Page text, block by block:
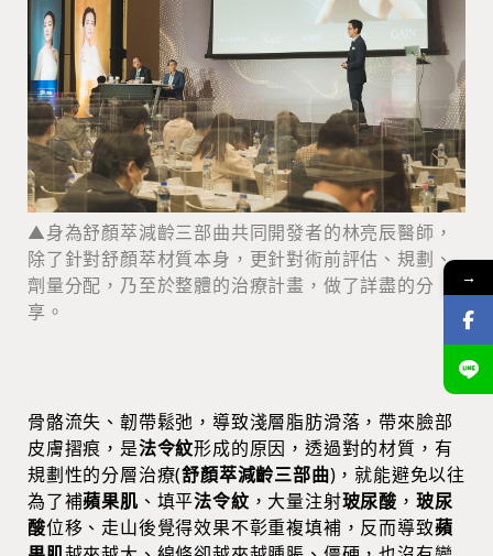
▲身為舒顏萃減齡三部曲共同開發者的林亮辰醫師，
除了針對舒顏萃材質本身，更針對術前評估、規劃、
劑量分配，乃至於整體的治療計畫，做了詳盡的分
享。
骨骼流失、韌帶鬆弛，導致淺層脂肪滑落，帶來臉部
皮膚摺痕，是法令紋形成的原因，透過對的材質，有
規劃性的分層治療(舒顏萃減齡三部曲)，就能避免以往
為了補蘋果肌 、填平法令紋 ，大量注射玻尿酸 ， 玻尿
酸位移、走山後覺得效果不彰重複填補，反而導致蘋
→